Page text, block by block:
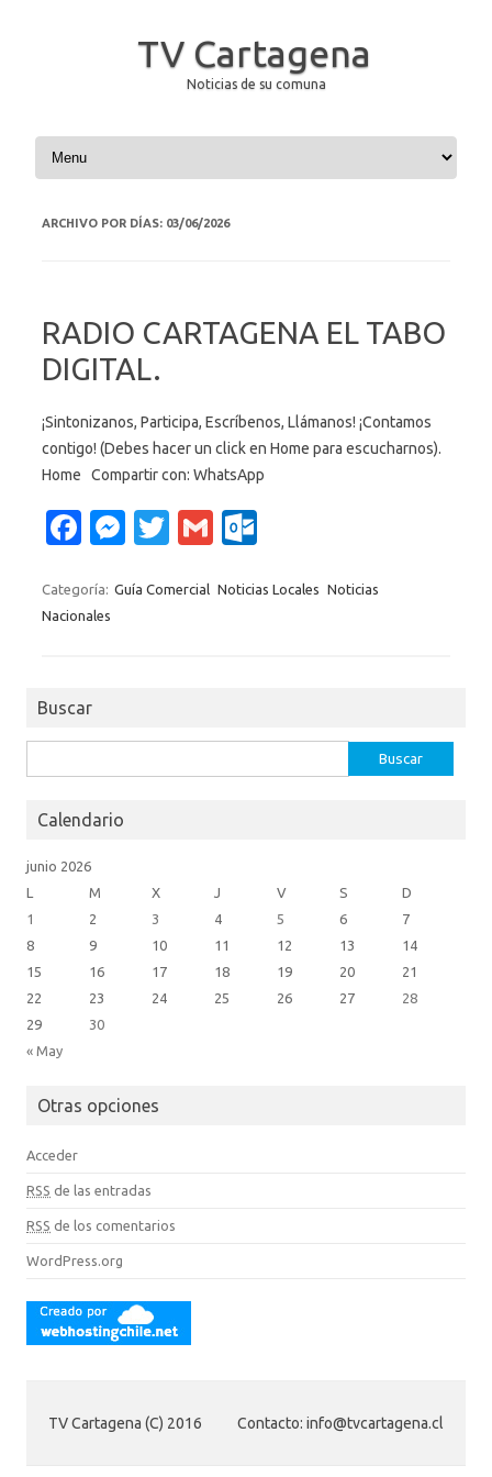
TV Cartagena
Noticias de su comuna
Saltar al contenido
ARCHIVO POR DÍAS: 03/06/2026
RADIO CARTAGENA EL TABO
DIGITAL.
¡Sintonizanos, Participa, Escríbenos, Llámanos! ¡Contamos
contigo! (Debes hacer un click en Home para escucharnos).
Home Compartir con: WhatsApp
Fa
e
b
o
k
M
se
T
it
G
ail lo
o
m
Categoría: Guía Comercial Noticias Locales Noticias
Nacionales
Buscar
Calendario
junio 2026
L
M X J V S D
« May
1 2 3 4 5 6
7
8
9 10 11 12 13
14
15
16 17 18 19 20
21
22
23 24 25 26 27
28
29
30
Otras opciones
Acceder
RSS de las entradas
RSS de los comentarios
WordPress.org
TV Cartagena (C) 2016 Contacto: info@tvcartagena.cl